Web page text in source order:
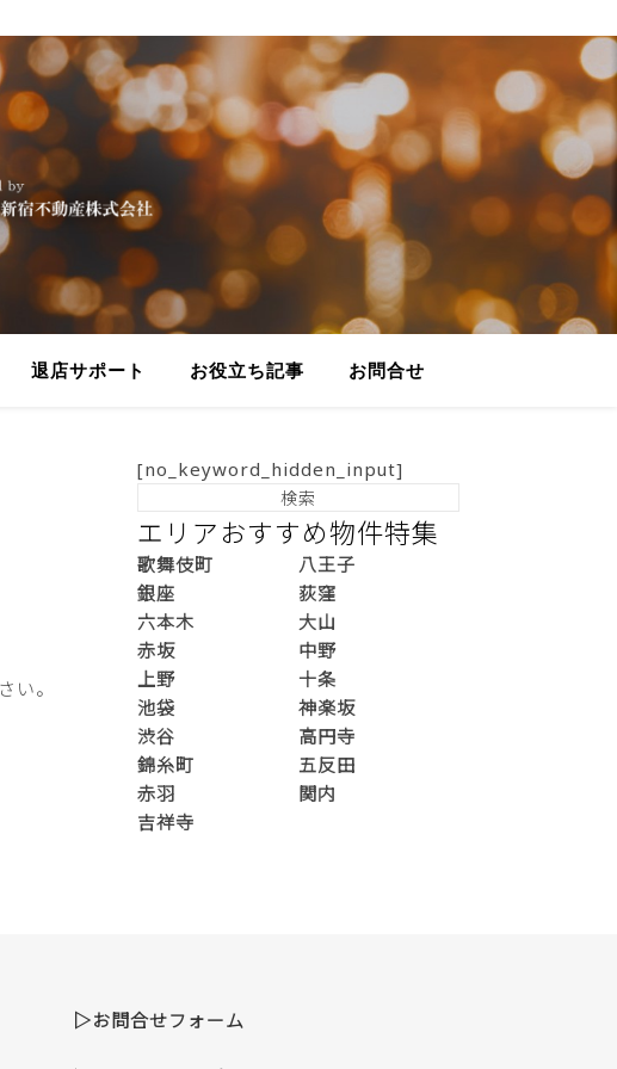
退店サポート お役立ち記事 お問合せ
い。
[no_keyword_hidden_input]
エリアおすすめ物件特集
歌舞伎町
銀座
六本木
赤坂
上野
池袋
渋谷
錦糸町
赤羽
吉祥寺
八王子
荻窪
大山
中野
十条
神楽坂
高円寺
五反田
関内
▷お問合せフォーム